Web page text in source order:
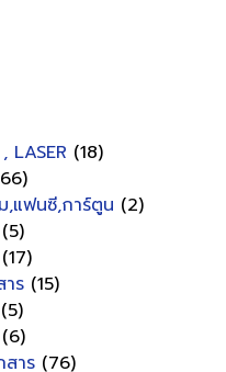
LASER (18)
,แฟนซี,การ์ตูน (2)
(5)
(17)
ร (15)
(5)
(6)
สาร (76)